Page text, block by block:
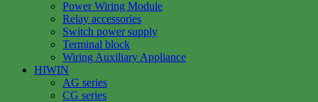
Power Wiring Module
Relay accessories
Switch power supply
Terminal block
Wiring Auxiliary Appliance
HIWIN
AG series
CG series